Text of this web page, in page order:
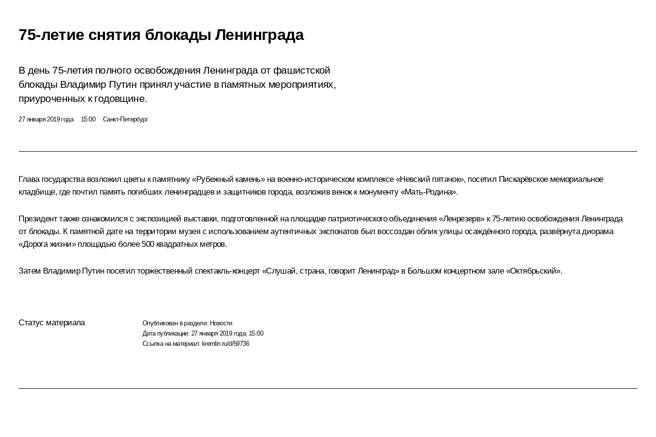
75-летие снятия блокады Ленинграда
В день 75-летия полного освобождения Ленинграда от фашистской
блокады Владимир Путин принял участие в памятных мероприятиях,
приуроченных к годовщине.
27 января 2019 года 15:00 Санкт-Петербург
Глава государства возложил цветы к памятнику «Рубежный камень» на военно-историческом комплексе «Невский пятачок», посетил Пискарёвское мемориальное
кладбище, где почтил память погибших ленинградцев и защитников города, возложив венок к монументу «Мать-Родина».
Президент также ознакомился с экспозицией выставки, подготовленной на площадке патриотического объединения «Ленрезерв» к 75-летию освобождения Ленинграда
от блокады. К памятной дате на территории музея с использованием аутентичных экспонатов был воссоздан облик улицы осаждённого города, развёрнута диорама
«Дорога жизни» площадью более 500 квадратных метров.
Затем Владимир Путин посетил торжественный спектакль-концерт«Слушай, страна, говорит Ленинград» в Большом концертном зале «Октябрьский».
Статус материала Опубликован в разделе: Новости
Дата публикации: 27 января 2019 года, 15:00
Ссылка на материал: kremlin.ru/d/59736